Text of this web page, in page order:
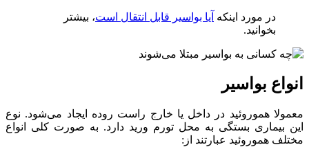
در مورد اینکه آیا بواسیر قابل انتقال است، بیشتر
بخوانید.
انواع بواسیر
معمولا هموروئید در داخل یا خارج راست روده ایجاد می‌شود. نوع
این بیماری بستگی به محل تورم ورید دارد. به صورت کلی انواع
مختلف هموروئید عبارتند از: